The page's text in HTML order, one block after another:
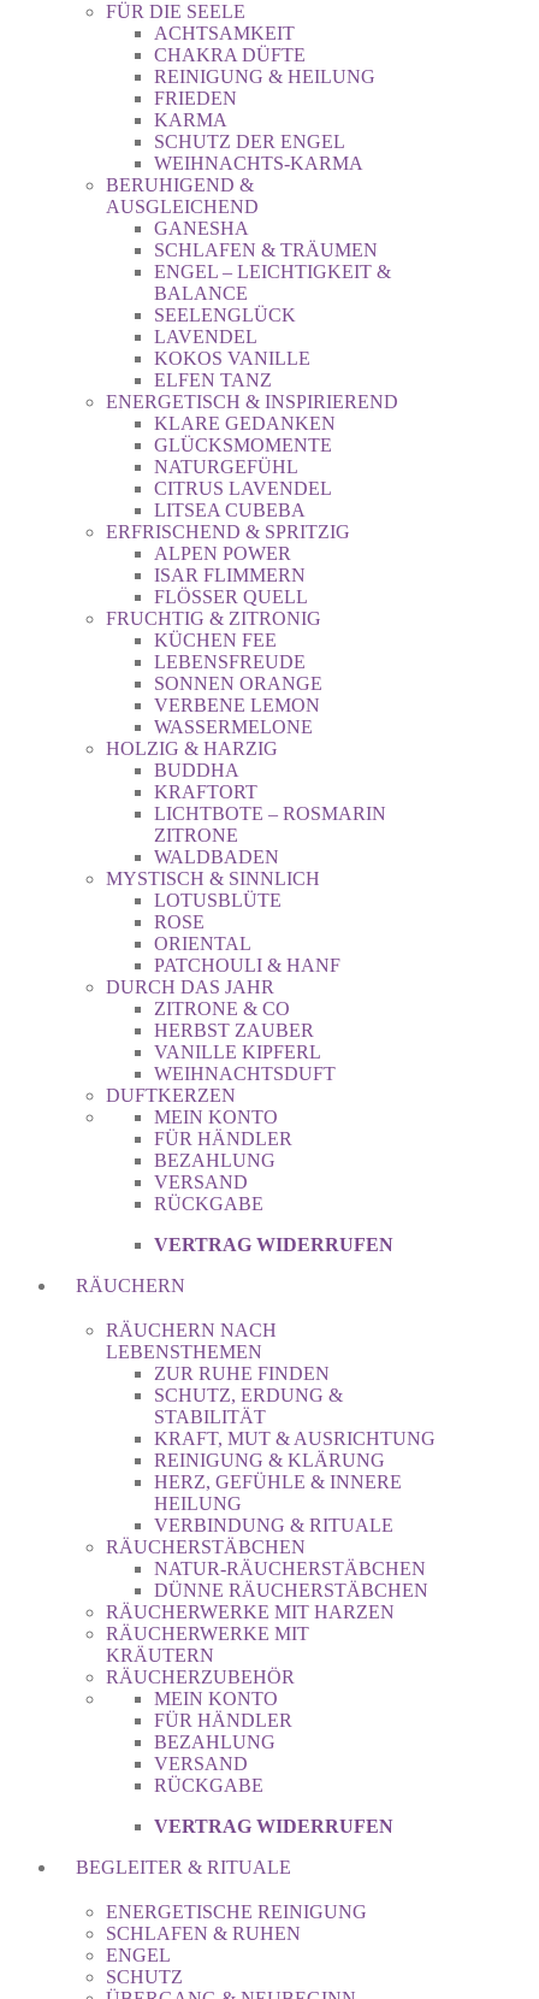
FÜR DIE SEELE
ACHTSAMKEIT
CHAKRA DÜFTE
REINIGUNG & HEILUNG
FRIEDEN
KARMA
SCHUTZ DER ENGEL
WEIHNACHTS-KARMA
BERUHIGEND &
AUSGLEICHEND
GANESHA
SCHLAFEN & TRÄUMEN
ENGEL – LEICHTIGKEIT &
BALANCE
SEELENGLÜCK
LAVENDEL
KOKOS VANILLE
ELFEN TANZ
ENERGETISCH & INSPIRIEREND
KLARE GEDANKEN
GLÜCKSMOMENTE
NATURGEFÜHL
CITRUS LAVENDEL
LITSEA CUBEBA
ERFRISCHEND & SPRITZIG
ALPEN POWER
ISAR FLIMMERN
FLÖSSER QUELL
FRUCHTIG & ZITRONIG
KÜCHEN FEE
LEBENSFREUDE
SONNEN ORANGE
VERBENE LEMON
WASSERMELONE
HOLZIG & HARZIG
BUDDHA
KRAFTORT
LICHTBOTE – ROSMARIN
ZITRONE
WALDBADEN
MYSTISCH & SINNLICH
LOTUSBLÜTE
ROSE
ORIENTAL
PATCHOULI & HANF
DURCH DAS JAHR
ZITRONE & CO
HERBST ZAUBER
VANILLE KIPFERL
WEIHNACHTSDUFT
DUFTKERZEN
MEIN KONTO
FÜR HÄNDLER
BEZAHLUNG
VERSAND
RÜCKGABE
VERTRAG WIDERRUFEN
RÄUCHERN
RÄUCHERN NACH
LEBENSTHEMEN
ZUR RUHE FINDEN
SCHUTZ, ERDUNG &
STABILITÄT
KRAFT, MUT & AUSRICHTUNG
REINIGUNG & KLÄRUNG
HERZ, GEFÜHLE & INNERE
HEILUNG
VERBINDUNG & RITUALE
RÄUCHERSTÄBCHEN
NATUR-RÄUCHERSTÄBCHEN
DÜNNE RÄUCHERSTÄBCHEN
RÄUCHERWERKE MIT HARZEN
RÄUCHERWERKE MIT
KRÄUTERN
RÄUCHERZUBEHÖR
MEIN KONTO
FÜR HÄNDLER
BEZAHLUNG
VERSAND
RÜCKGABE
VERTRAG WIDERRUFEN
BEGLEITER & RITUALE
ENERGETISCHE REINIGUNG
SCHLAFEN & RUHEN
ENGEL
SCHUTZ